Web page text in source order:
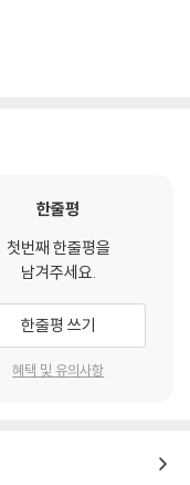
한줄평
첫번째 한줄평을
남겨주세요.
한줄평 쓰기
혜택 및 유의사항